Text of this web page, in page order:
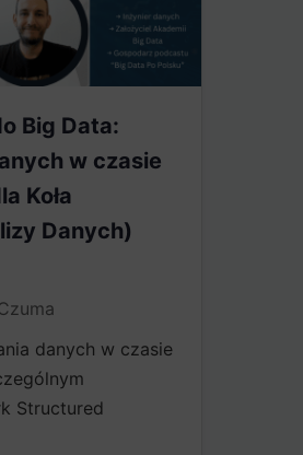
Big Data:
w czasie
Koła
Danych)
danych w czasie
Structured